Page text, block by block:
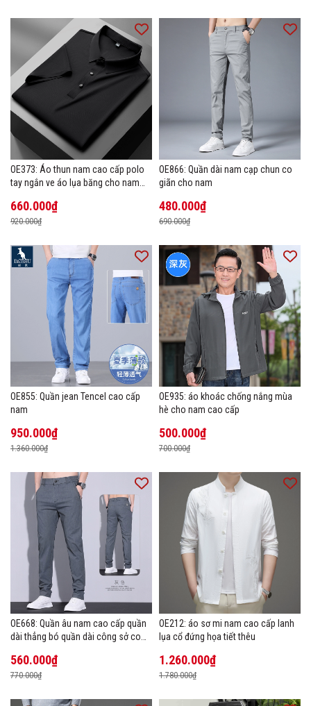
OE373: Áo thun nam cao cấp polo
tay ngắn ve áo lụa băng cho nam
660.000₫
920.000₫
OE866: Quần dài nam cạp chun co
giãn cho nam
480.000₫
690.000₫
OE855: Quần jean Tencel cao cấp
nam
950.000₫
1.360.000₫
OE935: áo khoác chống nắng mùa
hè cho nam cao cấp
500.000₫
700.000₫
OE668: Quần âu nam cao cấp quần
dài thẳng bó quần dài công sở co
560.000₫
770.000₫
OE212: áo sơ mi nam cao cấp lanh
lụa cổ đứng họa tiết thêu
1.260.000₫
1.780.000₫